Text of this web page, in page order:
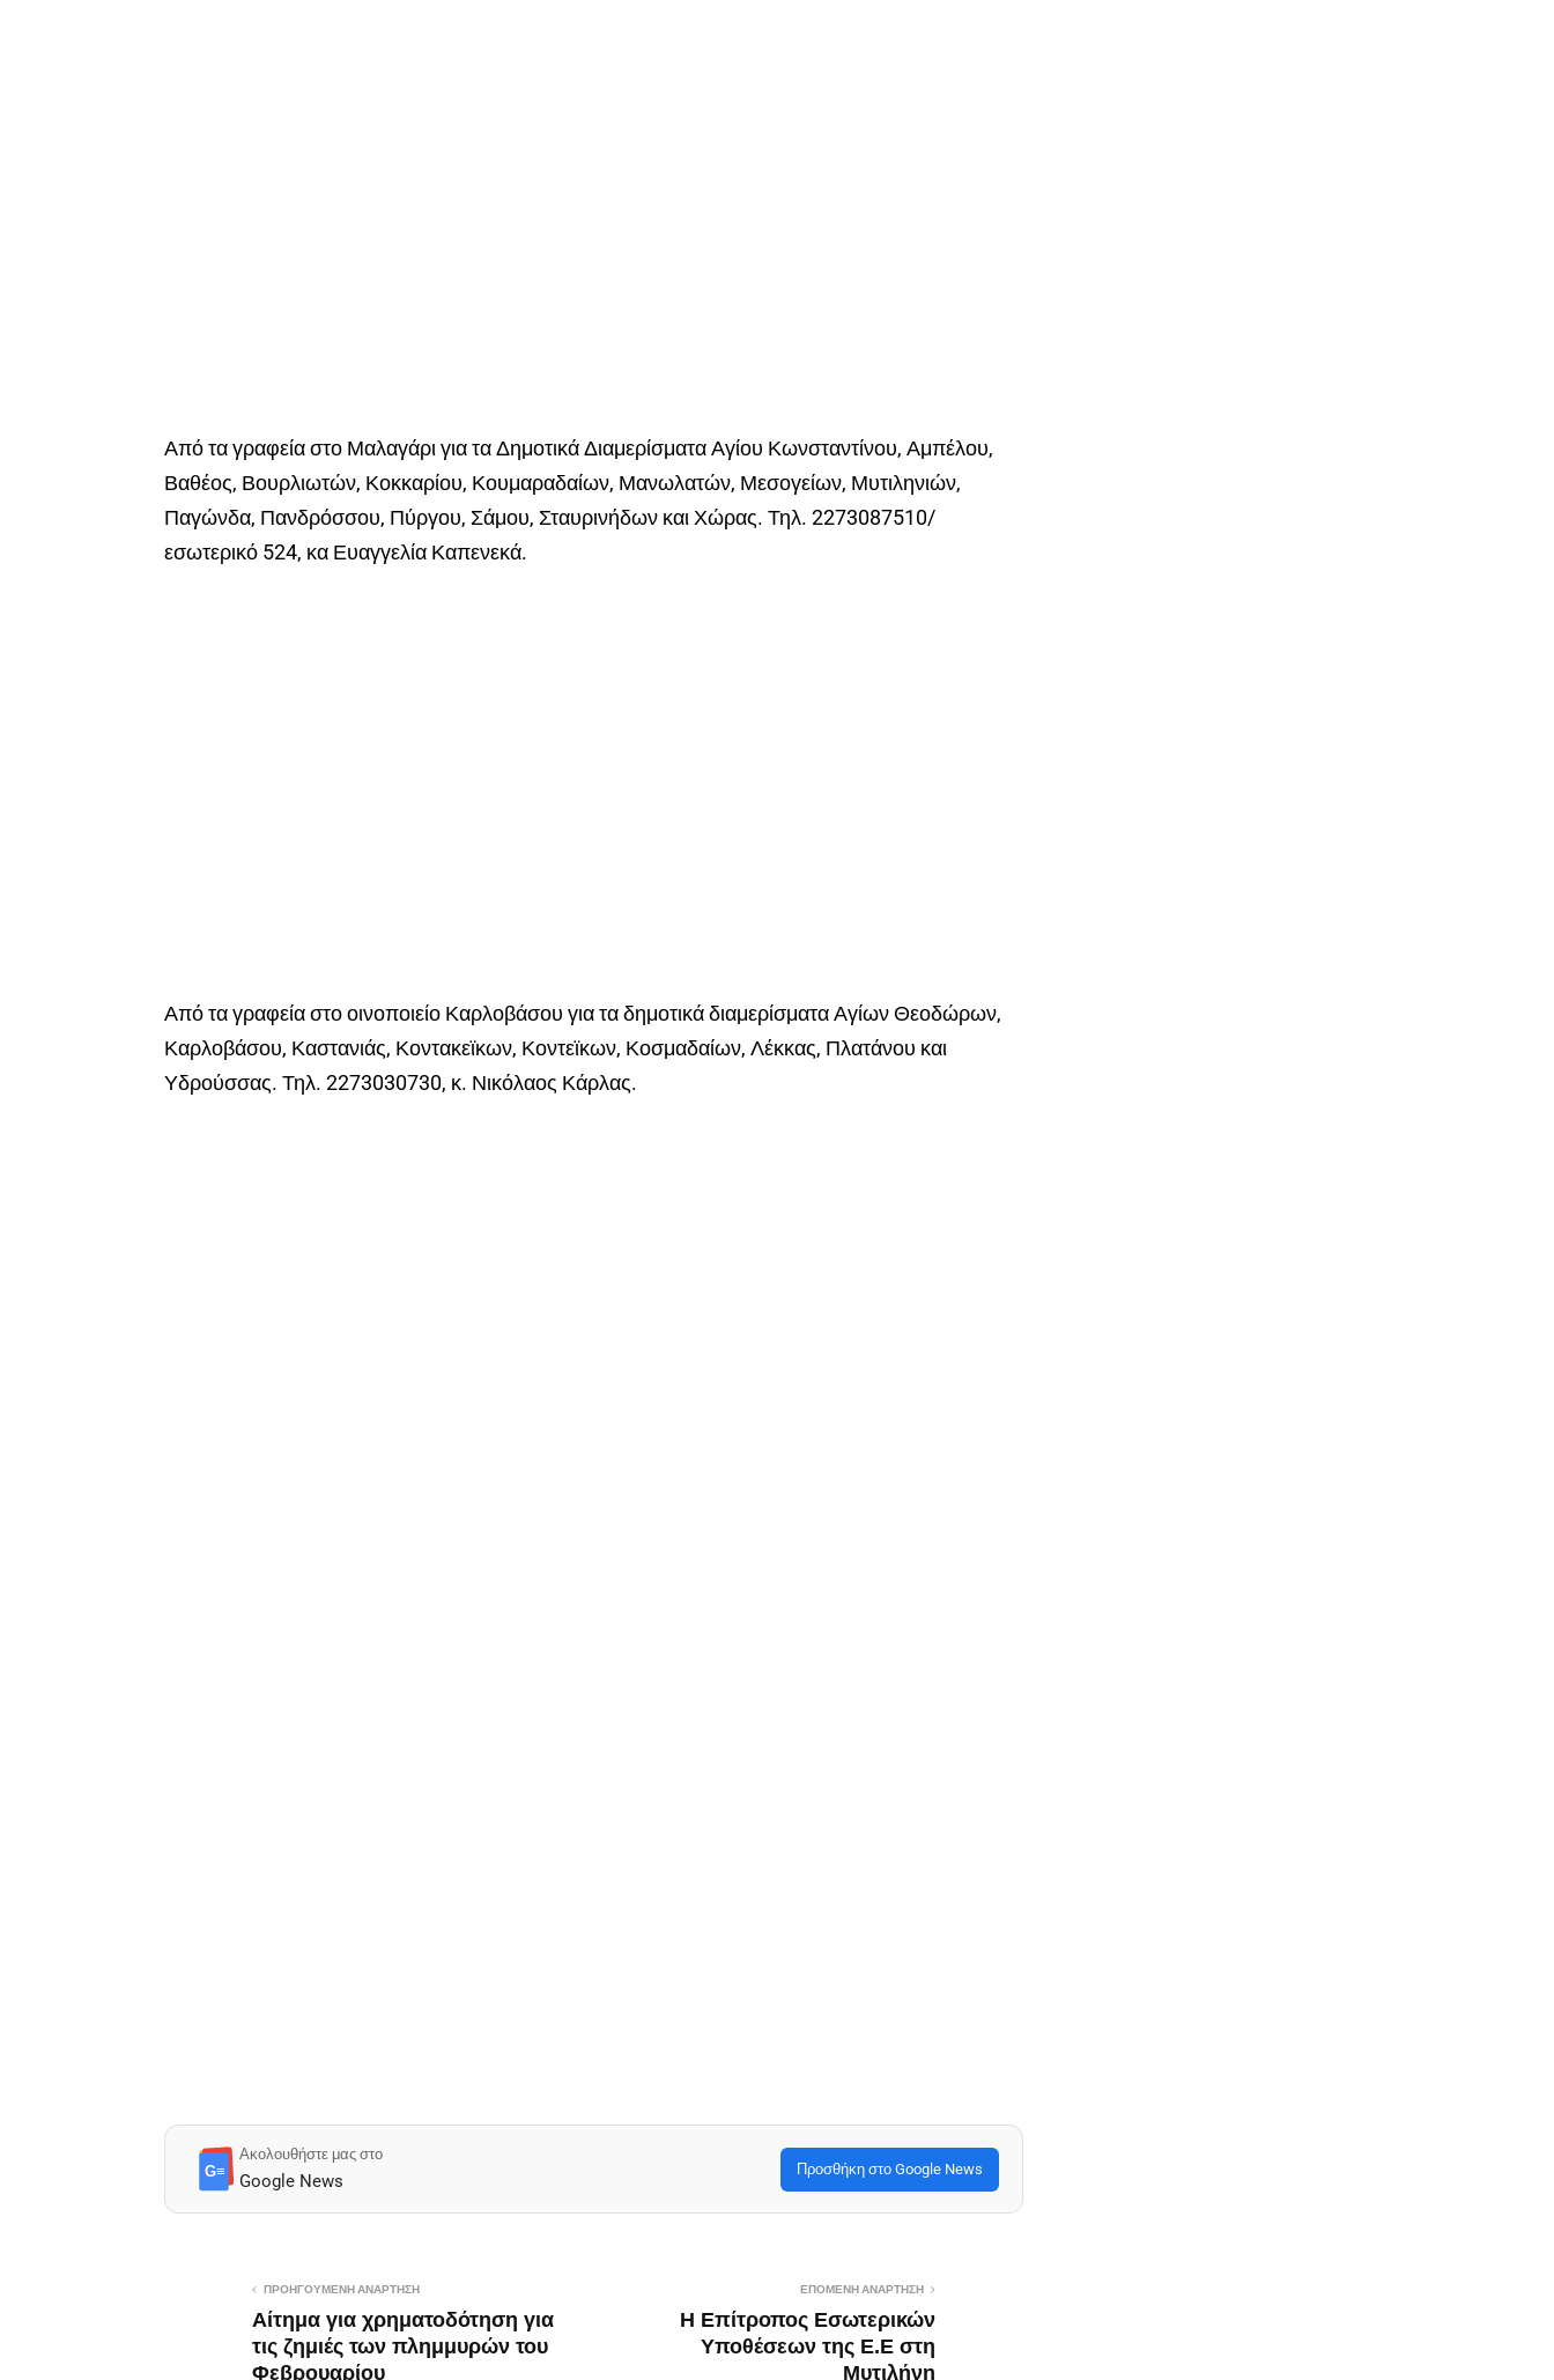
Από τα γραφεία στο Μαλαγάρι για τα Δημοτικά Διαμερίσματα Αγίου Κωνσταντίνου, Αμπέλου,
Βαθέος, Βουρλιωτών, Κοκκαρίου, Κουμαραδαίων, Μανωλατών, Μεσογείων, Μυτιληνιών,
Παγώνδα, Πανδρόσσου, Πύργου, Σάμου, Σταυρινήδων και Χώρας. Τηλ. 2273087510/
εσωτερικό 524, κα Ευαγγελία Καπενεκά.
Από τα γραφεία στο οινοποιείο Καρλοβάσου για τα δημοτικά διαμερίσματα Αγίων Θεοδώρων,
Καρλοβάσου, Καστανιάς, Κοντακεϊκων, Κοντεϊκων, Κοσμαδαίων, Λέκκας, Πλατάνου και
Υδρούσσας. Τηλ. 2273030730, κ. Νικόλαος Κάρλας.
G≡
Ακολουθήστε μας στο
Google News
Προσθήκη στο Google News
ΠΡΟΗΓΟΎΜΕΝΗ ΑΝΆΡΤΗΣΗ
Αίτημα για χρηματοδότηση για
τις ζημιές των πλημμυρών του
Φεβρουαρίου
ΕΠΌΜΕΝΗ ΑΝΆΡΤΗΣΗ
Η Επίτροπος Εσωτερικών
Υποθέσεων της Ε.Ε στη
Μυτιλήνη